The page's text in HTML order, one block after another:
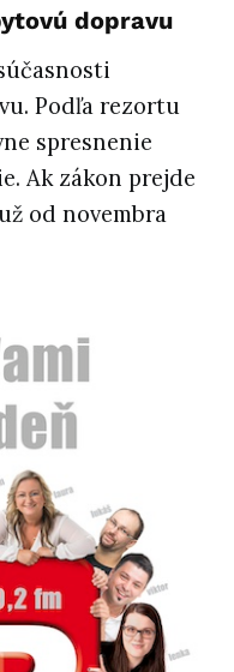
dopravu
Podľa rezortu
spresnenie
Ak zákon prejde
od novembra